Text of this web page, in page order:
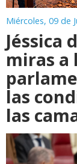
Miércoles, 09 de
Jéssica
miras a
las
las